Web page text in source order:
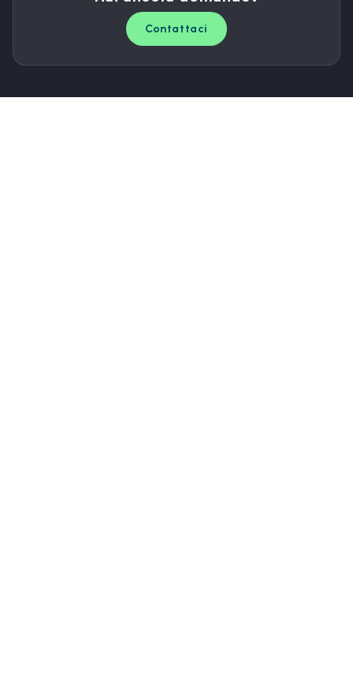
Contattaci